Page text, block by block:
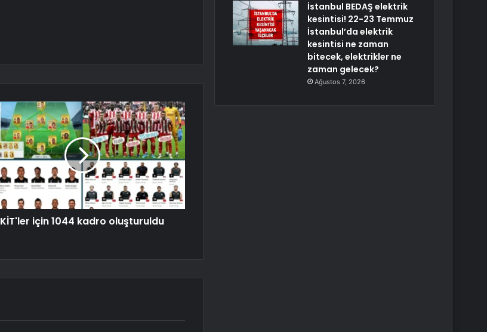
KİT'ler için 1044 kadro oluşturuldu
İstanbul BEDAŞ elektrik
kesintisi! 22-23 Temmuz
İstanbul’da elektrik
kesintisi ne zaman
bitecek, elektrikler ne
zaman gelecek?
Ağustos 7, 2026